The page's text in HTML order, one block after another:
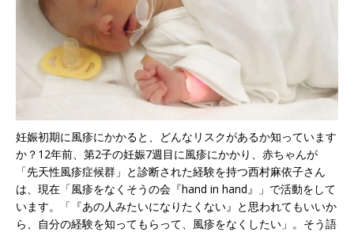
妊娠初期に風疹にかかると、どんなリスクがあるか知っています
か？12年前、第2子の妊娠7週目に風疹にかかり、赤ちゃんが
「先天性風疹症候群」と診断された経験を持つ西村麻依子さん
は、現在「風疹をなくそうの会『hand in hand』」で活動をして
います。「『あの人みたいになりたくない』と思われてもいいか
ら、自分の経験を知ってもらって、風疹をなくしたい」。そう語